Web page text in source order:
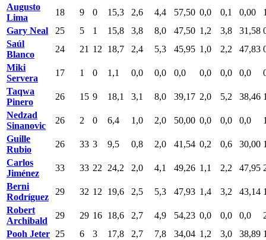
Augusto
Lima
18 9 0 15,3 2,6 4,4 57,50 0,0 0,1 0,00
Gary Neal
25 5 1 15,8 3,8 8,0 47,50 1,2 3,8 31,58
Saúl
Blanco
24 21 12 18,7 2,4 5,3 45,95 1,0 2,2 47,83
Miki
Servera
17 1 0 1,1 0,0 0,0 0,0 0,0 0,0 0,0
Taqwa
Pinero
26 15 9 18,1 3,1 8,0 39,17 2,0 5,2 38,46
Nedzad
Sinanovic
26 2 0 6,4 1,0 2,0 50,00 0,0 0,0 0,0
Guille
Rubio
26 33 3 9,5 0,8 2,0 41,54 0,2 0,6 30,00
Carlos
Jiménez
33 33 22 24,2 2,0 4,1 49,26 1,1 2,2 47,95
Berni
Rodríguez
29 32 12 19,6 2,5 5,3 47,93 1,4 3,2 43,14
Robert
Archibald
29 29 16 18,6 2,7 4,9 54,23 0,0 0,0 0,0
Pooh Jeter 25 6 3 17,8 2,7 7,8 34,04 1,2 3,0 38,89